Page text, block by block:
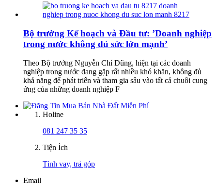
Bộ trưởng Kế hoạch và Đầu tư: ’Doanh nghiệp
trong nước không đủ sức lớn mạnh’
Theo Bộ trưởng Nguyễn Chí Dũng, hiện tại các doanh
nghiệp trong nước đang gặp rất nhiều khó khăn, không đủ
khả năng để phát triển và tham gia sâu vào tất cả chuỗi cung
ứng của những doanh nghiệp F
Holine
081 247 35 35
Tiện Ích
Tính vay, trả góp
Email